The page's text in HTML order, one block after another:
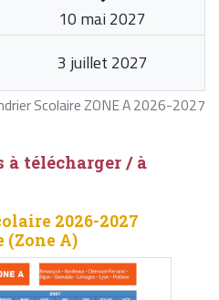
Scolaire ZONE A 2026-2027
10 mai 2027
3 juillet 2027
à télécharger / à
2026-2027
(Zone A)